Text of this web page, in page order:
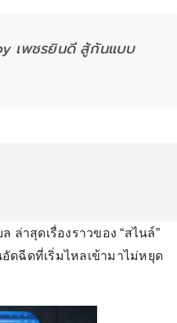
เพชรยินดี สู้กันแบบ
าสุดเรื่องราวของ “สไนล์”
ดฉีดที่เริ่มไหลเข้ามาไม่หยุด